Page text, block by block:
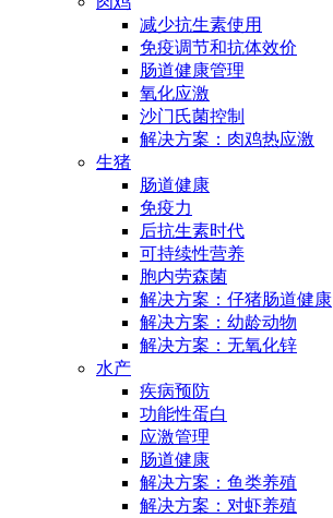
减少抗生素使用
免疫调节和抗体效价
肠道健康管理
氧化应激
沙门氏菌控制
解决方案：肉鸡热应激
生猪
肠道健康
免疫力
后抗生素时代
可持续性营养
胞内劳森菌
解决方案：仔猪肠道健康
解决方案：幼龄动物
解决方案：无氧化锌
水产
疾病预防
功能性蛋白
应激管理
肠道健康
解决方案：鱼类养殖
解决方案：对虾养殖